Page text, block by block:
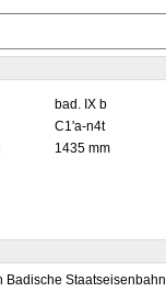
bad. IX b
C1'a-n4t
1435 mm
Badische